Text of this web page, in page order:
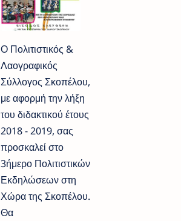
Ο Πολιτιστικός &
Λαογραφικός
Σύλλογος Σκοπέλου,
με αφορμή την λήξη
του διδακτικού έτους
2018 - 2019, σας
προσκαλεί στο
3ήμερο Πολιτιστικών
Εκδηλώσεων στη
Χώρα της Σκοπέλου.
Θα